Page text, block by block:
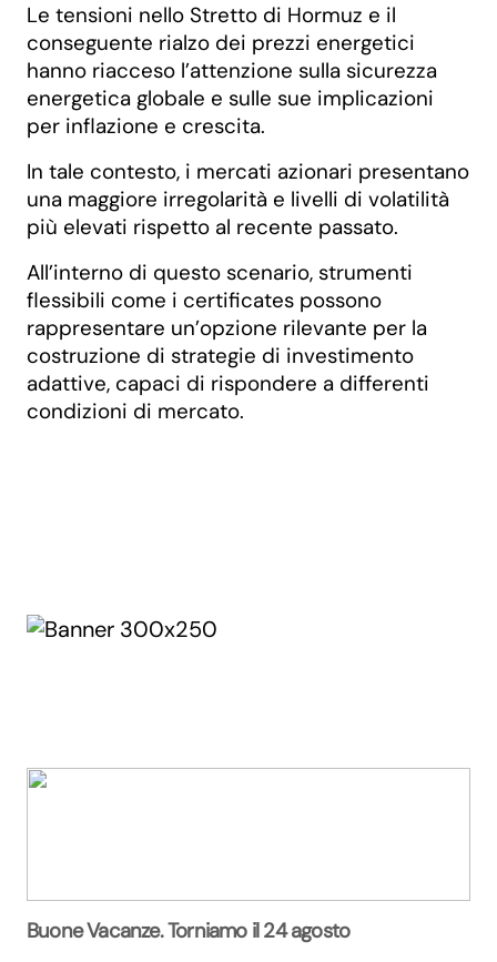
Le tensioni nello Stretto di Hormuz e il
conseguente rialzo dei prezzi energetici
hanno riacceso l’attenzione sulla sicurezza
energetica globale e sulle sue implicazioni
per inflazione e crescita.
In tale contesto, i mercati azionari presentano
una maggiore irregolarità e livelli di volatilità
più elevati rispetto al recente passato.
All’interno di questo scenario, strumenti
flessibili come i certificates possono
rappresentare un’opzione rilevante per la
costruzione di strategie di investimento
adattive, capaci di rispondere a differenti
condizioni di mercato.
Buone Vacanze. Torniamo il 24 agosto